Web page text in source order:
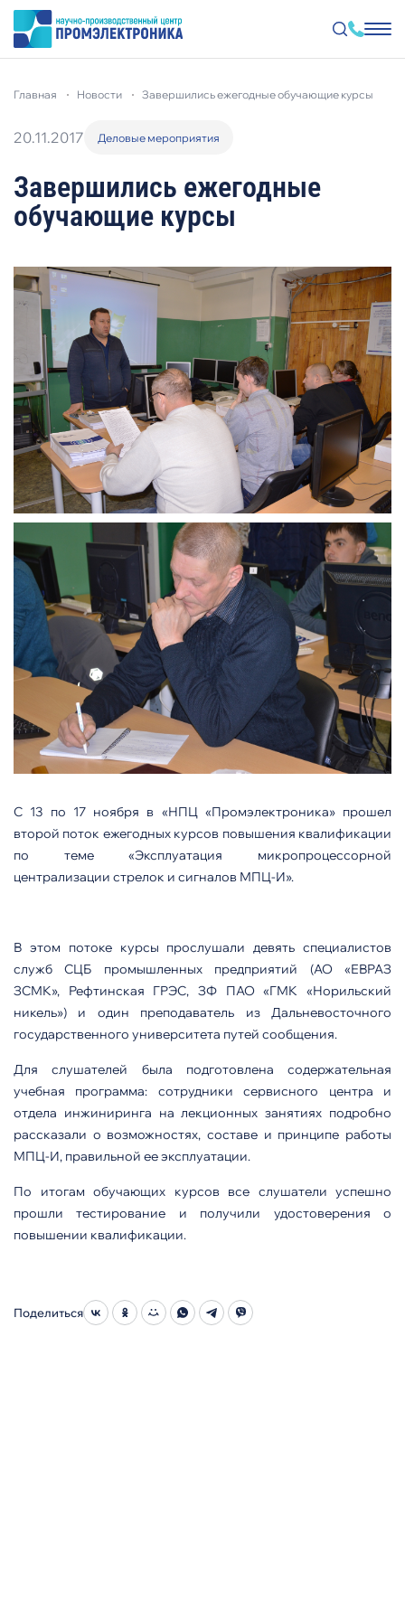
основному
главная новости завершились ежегодные обучающие курсы
20.11.2017 Деловые мероприятия
Завершились ежегодные
обучающие курсы
С 13 по 17 ноября в «НПЦ «Промэлектроника» прошел
второй поток ежегодных курсов повышения квалификации
по теме «Эксплуатация микропроцессорной
централизации стрелок и сигналов МПЦ-И».
В этом потоке курсы прослушали девять специалистов
служб СЦБ промышленных предприятий (АО «ЕВРАЗ
ЗСМК», Рефтинская ГРЭС, ЗФ ПАО «ГМК «Норильский
никель») и один преподаватель из Дальневосточного
государственного университета путей сообщения.
Для слушателей была подготовлена содержательная
учебная программа: сотрудники сервисного центра и
отдела инжиниринга на лекционных занятиях подробно
рассказали о возможностях, составе и принципе работы
МПЦ-И, правильной ее эксплуатации.
По итогам обучающих курсов все слушатели успешно
прошли тестирование и получили удостоверения о
повышении квалификации.
Поделиться